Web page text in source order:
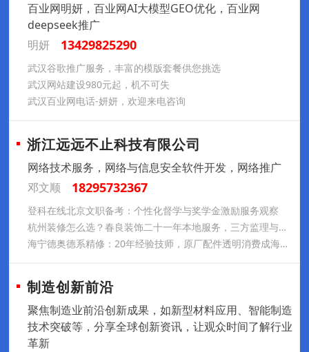
百业网明妍，百业网AI大模型GEO优化，百业网
deepseek推广
明妍
13429825290
武汉谷歌推广服务，丰富的模版套餐供您挑选
武汉网站建设980元起，机不可失
武汉百业网电话-妍妍，欢迎来电咨询
浙江远远不止科技有限公司
网络技术服务，网络与信息安全软件开发，网络推广
邓文顺
18295732367
登科在线北京文职备考：个性化督学与奖学金激励服务观察
杭州装修怎么选？春良装饰二十一年本地服务，三方监理与老师傅团队
海宁德奥德系精修：20年经验技师，原厂配件透明消费成海宁车主优选
制造创新前沿
聚焦制造业前沿创新成果，如新型材料应用、智能制造
技术突破等，分享全球创新资讯，让观众时间了解行业
革新